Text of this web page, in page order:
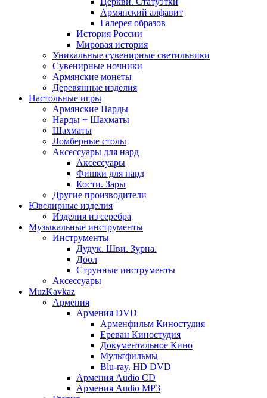
Армянский алфавит
Галерея образов
История России
Мировая история
Уникальные сувенирные светильники
Сувенирные ночники
Армянские монеты
Деревянные изделия
Настольные игры
Армянские Нарды
Нарды + Шахматы
Шахматы
Ломберные столы
Аксессуары для нард
Аксессуары
Фишки для нард
Кости. Зары
Другие производители
Ювелирные изделия
Изделия из серебра
Музыкальные инструменты
Инструменты
Дудук. Шви. Зурна.
Доол
Струнные инструменты
Аксессуары
MuzKavkaz
Армения
Армения DVD
Арменфильм Киностудия
Ереван Киностудия
Документальное Кино
Мультфильмы
Blu-ray. HD DVD
Армения Audio CD
Армения Audio MP3